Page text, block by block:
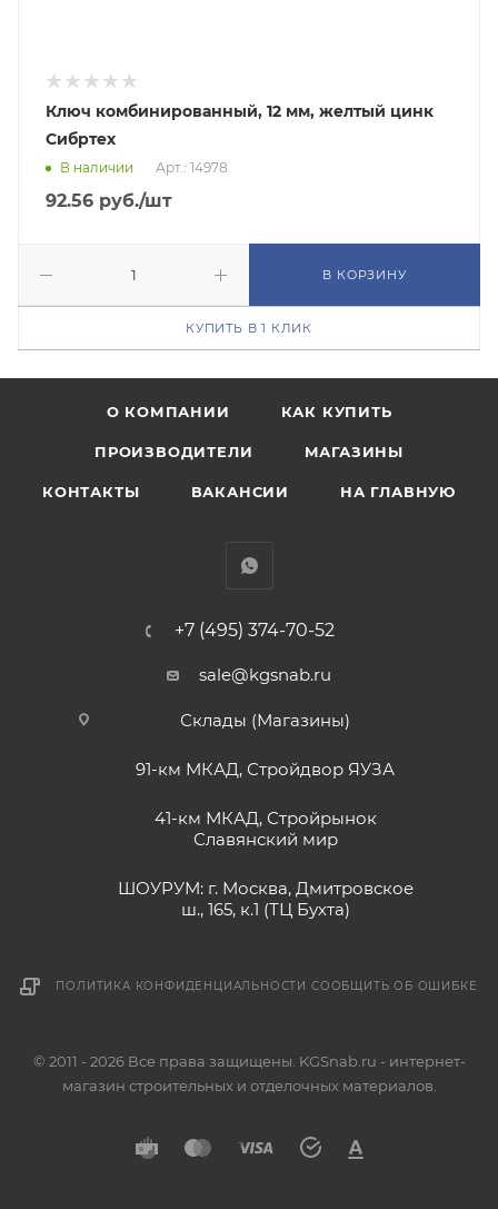
Ключ комбинированный, 12 мм, желтый цинк
Сибртех
В наличии Арт.: 14978
92.56 руб./шт
В КОРЗИНУ
КУПИТЬ В 1 КЛИК
О КОМПАНИИ КАК КУПИТЬ
ПРОИЗВОДИТЕЛИ МАГАЗИНЫ
КОНТАКТЫ ВАКАНСИИ НА ГЛАВНУЮ
+7 (495) 374-70-52
sale@kgsnab.ru
Склады (Магазины)
91-км МКАД, Стройдвор ЯУЗА
41-км МКАД, Стройрынок
Славянский мир
ШОУРУМ: г. Москва, Дмитровское
ш., 165, к.1 (ТЦ Бухта)
ПОЛИТИКА КОНФИДЕНЦИАЛЬНОСТИ СООБЩИТЬ ОБ ОШИБКЕ
© 2011 - 2026 Все права защищены. KGSnab.ru - интернет-
магазин строительных и отделочных материалов.